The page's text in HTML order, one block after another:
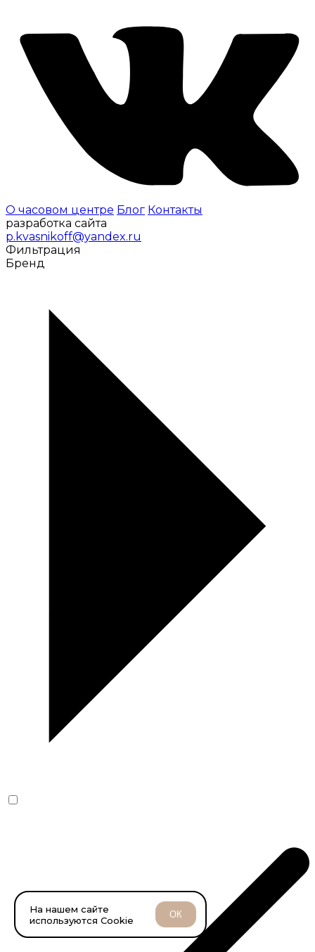
О часовом центре Блог Контакты
разработка сайта
p.kvasnikoff@yandex.ru
Фильтрация
Бренд
На нашем сайте
используются Cookie
ОК